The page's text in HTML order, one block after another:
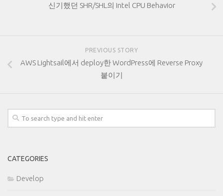
신기했던 SHR/SHL의 Intel CPU Behavior
PREVIOUS STORY
AWS Lightsail에서 deploy한 WordPress에 Reverse Proxy
붙이기
CATEGORIES
Develop